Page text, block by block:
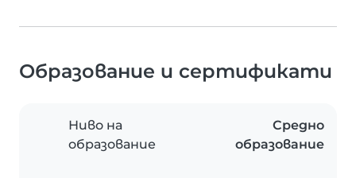
Образование и сертификати
Ниво на
образование
Средно
образование